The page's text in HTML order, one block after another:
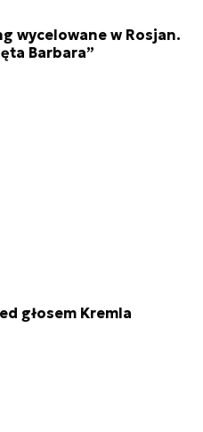
wycelowane w Rosjan.
Barbara”
głosem Kremla